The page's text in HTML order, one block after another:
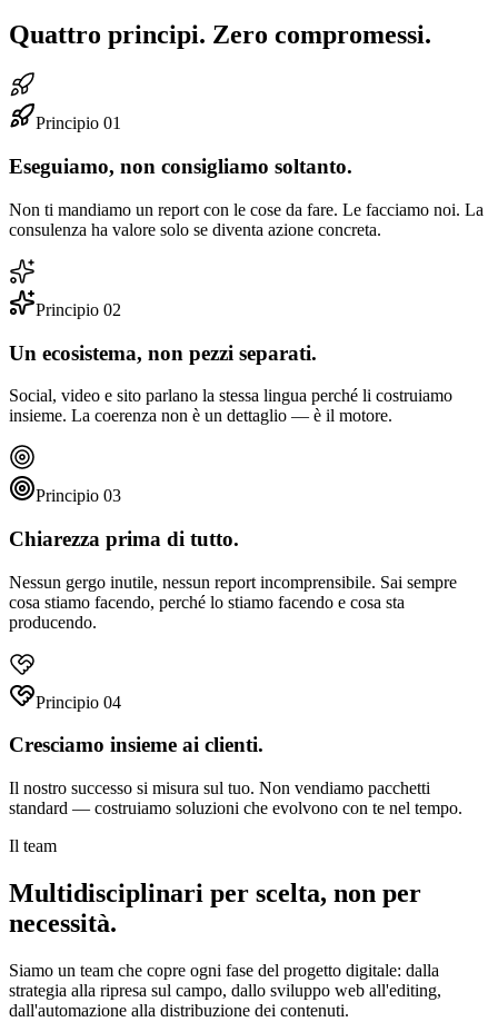
Quattro principi. Zero compromessi.
Principio 01
Eseguiamo, non consigliamo soltanto.
Non ti mandiamo un report con le cose da fare. Le facciamo noi. La
consulenza ha valore solo se diventa azione concreta.
Principio 02
Un ecosistema, non pezzi separati.
Social, video e sito parlano la stessa lingua perché li costruiamo
insieme. La coerenza non è un dettaglio — è il motore.
Principio 03
Chiarezza prima di tutto.
Nessun gergo inutile, nessun report incomprensibile. Sai sempre
cosa stiamo facendo, perché lo stiamo facendo e cosa sta
producendo.
Principio 04
Cresciamo insieme ai clienti.
Il nostro successo si misura sul tuo. Non vendiamo pacchetti
standard — costruiamo soluzioni che evolvono con te nel tempo.
Il team
Multidisciplinari per scelta, non per
necessità.
Siamo un team che copre ogni fase del progetto digitale: dalla
strategia alla ripresa sul campo, dallo sviluppo web all'editing,
dall'automazione alla distribuzione dei contenuti.